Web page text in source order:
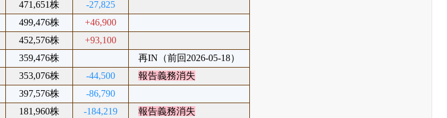
471,651株
-27,825
499,476株
+46,900
452,576株
+93,100
359,476株
再IN（前回2026-05-18）
353,076株 -44,500
報告義務消失
397,576株
-86,790
181,960株 -184,219
報告義務消失